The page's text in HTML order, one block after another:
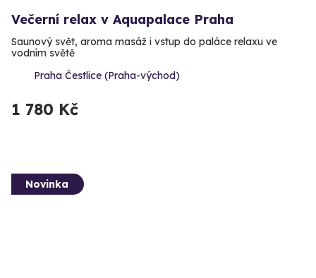
Večerní relax v Aquapalace Praha
Saunový svět, aroma masáž i vstup do paláce relaxu ve
vodním světě
Praha Čestlice (Praha-východ)
1 780 Kč
Novinka